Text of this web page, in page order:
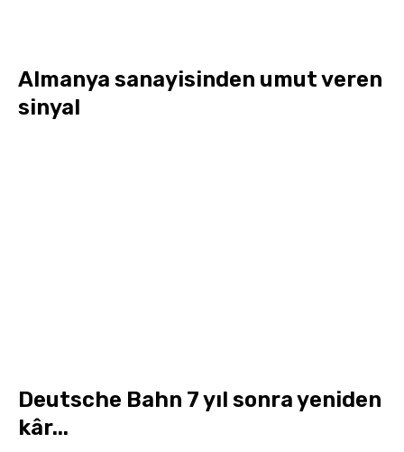
Almanya sanayisinden umut veren
sinyal
Deutsche Bahn 7 yıl sonra yeniden
kâr...